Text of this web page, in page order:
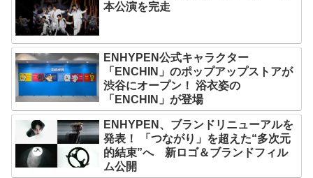
本公演を完走
ENHYPEN公式キャラクター
「ENCHIN」のポップアップストアが
渋谷にオープン！ 浴衣姿の
「ENCHIN」が登場
ENHYPEN、ブランドリニューアルを
発表！ 「つながり」を超えた“多次元
的結束”へ 新ロゴ＆ブランドフィル
ム公開